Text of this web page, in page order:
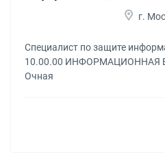
г.
Специалист по защите
10.00.00 ИНФОРМАЦИОННАЯ
Очная